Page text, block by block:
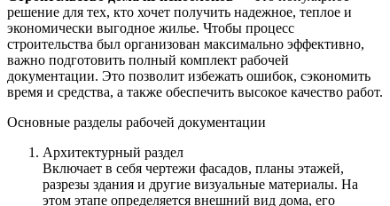
решение для тех, кто хочет получить надежное, теплое и
экономически выгодное жилье. Чтобы процесс
строительства был организован максимально эффективно,
важно подготовить полный комплект рабочей
документации. Это позволит избежать ошибок, сэкономить
время и средства, а также обеспечить высокое качество работ.
Основные разделы рабочей документации
Архитектурный раздел
Включает в себя чертежи фасадов, планы этажей,
разрезы здания и другие визуальные материалы. На
этом этапе определяется внешний вид дома, его